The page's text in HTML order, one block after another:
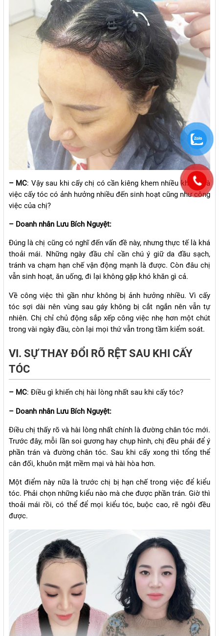
– MC: Vậy sau khi cấy chị có cần kiêng khem nhiều không và
việc cấy tóc có ảnh hưởng nhiều đến sinh hoạt cũng như công
việc của chị?
– Doanh nhân Lưu Bích Nguyệt:
Đúng là chị cũng có nghĩ đến vấn đề này, nhưng thực tế là khá
thoải mái. Những ngày đầu chỉ cần chú ý giữ da đầu sạch,
tránh va chạm hạn chế vận động mạnh là được. Còn đâu chị
vẫn sinh hoạt, ăn uống, đi lại không gặp khó khăn gì cả.
Về công việc thì gần như không bị ảnh hưởng nhiều. Vì cấy
tóc sợi dài nên vùng sau gáy không bị cắt ngắn nên vẫn tự
nhiên. Chị chỉ chủ động sắp xếp công việc nhẹ hơn một chút
trong vài ngày đầu, còn lại mọi thứ vẫn trong tầm kiểm soát.
VI. SỰ THAY ĐỔI RÕ RỆT SAU KHI CẤY
TÓC
– MC: Điều gì khiến chị hài lòng nhất sau khi cấy tóc?
– Doanh nhân Lưu Bích Nguyệt:
Điều chị thấy rõ và hài lòng nhất chính là đường chân tóc mới.
Trước đây, mỗi lần soi gương hay chụp hình, chị đều phải để ý
phần trán và đường chân tóc. Sau khi cấy xong thì tổng thể
cân đối, khuôn mặt mềm mại và hài hòa hơn.
Một điểm này nữa là trước chị bị hạn chế trong việc để kiểu
tóc. Phải chọn những kiểu nào mà che được phần trán. Giờ thì
thoải mái rồi, có thể để mọi kiểu tóc, buộc cao, rẽ ngôi đều
được.